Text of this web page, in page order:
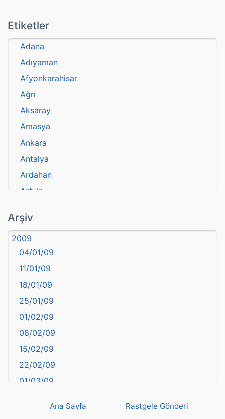
Etiketler
Adana
Adıyaman
Afyonkarahisar
Ağrı
Aksaray
Amasya
Ankara
Antalya
Ardahan
Artvin
Aydın
Balıkesir
Bartın
başkentler
Batman
Bayburt
Bilecik
Bingöl
Bitlis
Bolu
Burdur
Arşiv
2009
04/01/09
11/01/09
18/01/09
25/01/09
01/02/09
08/02/09
15/02/09
22/02/09
01/03/09
Ana Sayfa Rastgele Gönderi